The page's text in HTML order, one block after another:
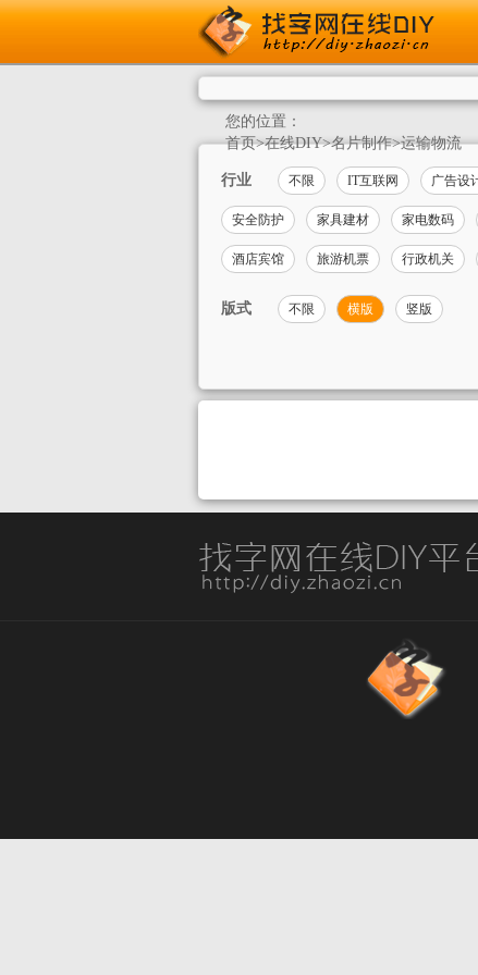
您的位置：
首页>在线DIY>名片制作>运输物流
行业 不限 IT互联网 广告设
安全防护 家具建材 家电数码
酒店宾馆 旅游机票 行政机关
版式 不限 横版 竖版